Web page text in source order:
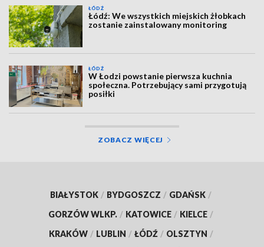
ŁÓDŹ
Łódź: We wszystkich miejskich żłobkach
zostanie zainstalowany monitoring
ŁÓDŹ
W Łodzi powstanie pierwsza kuchnia
społeczna. Potrzebujący sami przygotują
posiłki
ZOBACZ WIĘCEJ
BIAŁYSTOK / BYDGOSZCZ / GDAŃSK /
GORZÓW WLKP. / KATOWICE / KIELCE /
KRAKÓW / LUBLIN / ŁÓDŹ / OLSZTYN /